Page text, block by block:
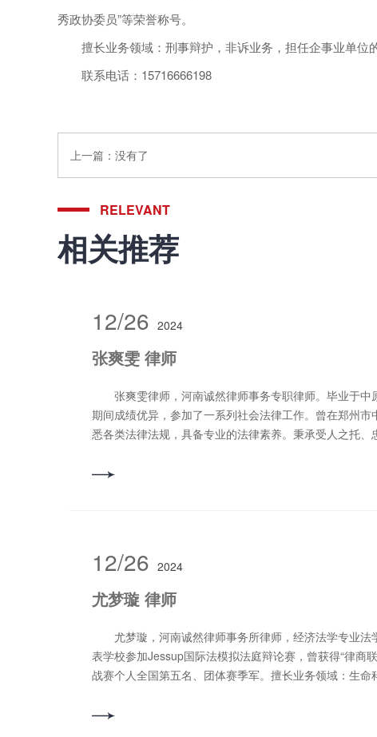
秀政协委员”等荣誉称号。
擅长业务领域：刑事辩护，非诉业务，担任企事业单位的
联系电话：15716666198
上一篇： 没有了
RELEVANT
相关推荐
12/26 2024
张爽雯 律师
张爽雯律师，河南诚然律师事务专职律师。毕业于中
期间成绩优异，参加了一系列社会法律工作。曾在郑州市
悉各类法律法规，具备专业的法律素养。秉承受人之托、
领域：交通事故、民间借贷、合同纠纷、刑事辩护等。
12/26 2024
尤梦璇 律师
尤梦璇，河南诚然律师事务所律师，经济法学专业法
表学校参加Jessup国际法模拟法庭辩论赛，曾获得“律商
战赛个人全国第五名、团体赛季军。擅长业务领域：生命
供优质法律服务产品。 专攻业务领域：生命科学及医疗